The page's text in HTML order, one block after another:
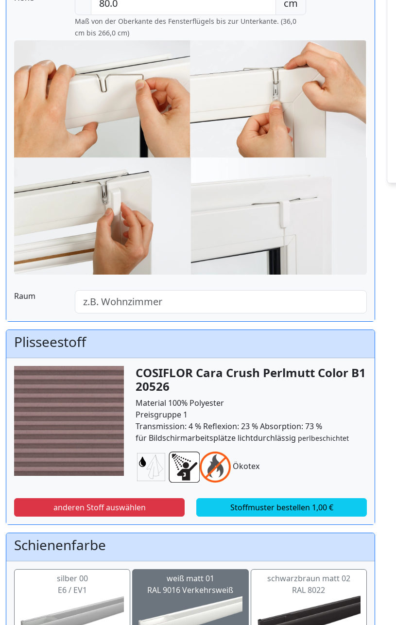
cm
Maß von der Oberkante des Fensterflügels bis zur Unterkante. (36,0
cm bis 266,0 cm)
Raum
Plisseestoff
COSIFLOR Cara Crush Perlmutt Color B1
20526
Material 100% Polyester
Preisgruppe 1
Transmission: 4 % Reflexion: 23 % Absorption: 73 %
für Bildschirmarbeitsplätze lichtdurchlässig perlbeschichtet
Ökotex
anderen Stoff auswählen Stoffmuster bestellen 1,00 €
Schienenfarbe
silber 00
E6 / EV1
weiß matt 01
RAL 9016 Verkehrsweiß
schwarzbraun matt 02
RAL 8022